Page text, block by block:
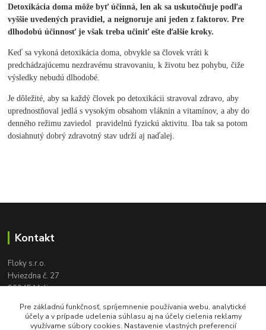
Detoxikácia doma môže byť účinná, len ak sa uskutočňuje podľa
vyššie uvedených pravidiel, a neignoruje ani jeden z faktorov. Pre
dlhodobú účinnosť je však treba učiniť ešte ďalšie kroky.
Keď sa vykoná detoxikácia doma, obvykle sa človek vráti k
predchádzajúcemu nezdravému stravovaniu, k životu bez pohybu, čiže
výsledky nebudú dlhodobé.
Je dôležité, aby sa každý človek po detoxikácii stravoval zdravo, aby
uprednostňoval jedlá s vysokým obsahom vláknin a vitamínov, a aby do
denného režimu zaviedol pravidelnú fyzickú aktivitu. Iba tak sa potom
dosiahnutý dobrý zdravotný stav udrží aj naďalej.
Kontakt
Floky s.r.o.
Hviezdna č. 27
90045 Malinovo
+421 905 617 131
floky2004@gmail.com
Pre základnú funkčnosť, spríjemnenie používania webu, analytické
účely a v prípade udelenia súhlasu aj na účely cielenia reklamy
využívame súbory cookies. Nastavenie vlastných preferencií